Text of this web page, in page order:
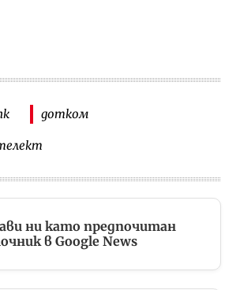
дотком
ни като предпочитан
в Google News